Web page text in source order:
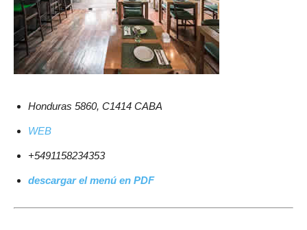
Honduras 5860, C1414 CABA
WEB
+5491158234353
descargar el menú en PDF